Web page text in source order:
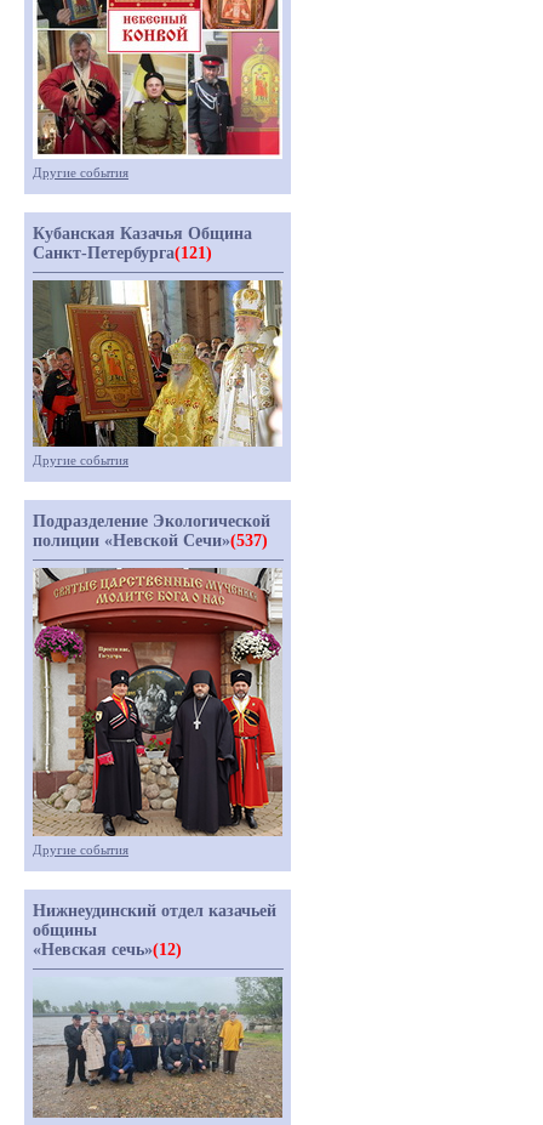
Другие события
Кубанская Казачья Община
Санкт-Петербурга(121)
Другие события
Подразделение Экологической
полиции «Невской Сечи»(537)
Другие события
Нижнеудинский отдел казачьей
общины
«Невская сечь»(12)